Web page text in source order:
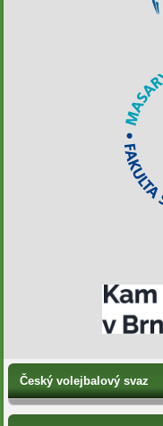
Český volejbalový svaz